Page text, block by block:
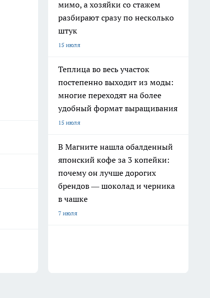
мимо, а хозяйки со стажем
разбирают сразу по несколько
штук
15 июля
Теплица во весь участок
постепенно выходит из моды:
многие переходят на более
удобный формат выращивания
15 июля
В Магните нашла обалденный
японский кофе за 3 копейки:
почему он лучше дорогих
брендов — шоколад и черника
в чашке
7 июля